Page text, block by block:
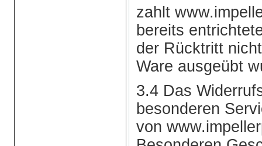
zahlt
bereits
der Rücktritt
Ware ausgeübt
3.4 Das
besonderen
von